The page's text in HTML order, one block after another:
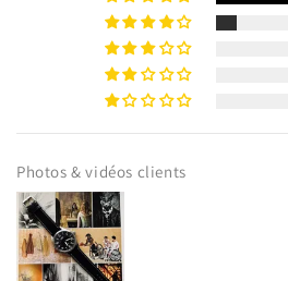
Photos & vidéos clients